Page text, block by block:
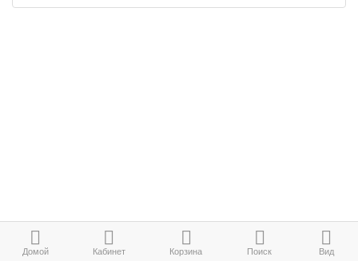
Домой Кабинет Корзина Поиск Вид